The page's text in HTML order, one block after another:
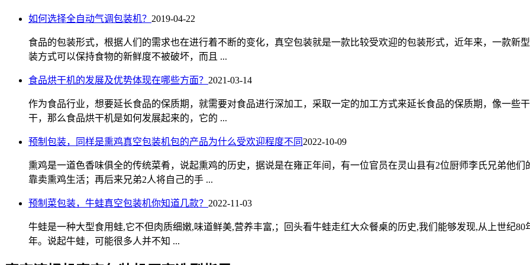
如何选择全自动气调包装机？ 2019-04-22
食品的包装形式，根据人们的需求也在进行着不断的变化，真空包装就是一款比较受欢迎的包装形式，近年来，一款新
装方式可以保持食物的新鲜度不被破坏，而且 ...
食品烘干机的发展及优势体现在哪些方面？ 2021-03-14
作为食品行业，想要延长食品的保质期，就需要对食品进行深加工，采取一定的加工方式来延长食品的保质期，像一些
干，那么食品烘干机是如何发展起来的，它的 ...
预制包装，同样是熏鸡真空包装机包的产品为什么受欢迎程度不同 2022-10-09
熏鸡是一道色香味俱全的传统菜肴，说起熏鸡的历史，据说是在雍正年间，有一位官员在灵山县有2位厨师李氏兄弟他
靠卖熏鸡生活；再后来兄弟2人将自己的手 ...
预制菜包装，牛蛙真空包装机你知道几款？ 2022-11-03
牛蛙是一种大型食用蛙,它不但肉质细嫩,味道鲜美,营养丰富,；回头看牛蛙走红大众餐桌的历史,我们能够发现,从上世纪
年。说起牛蛙，可能很多人并不知 ...